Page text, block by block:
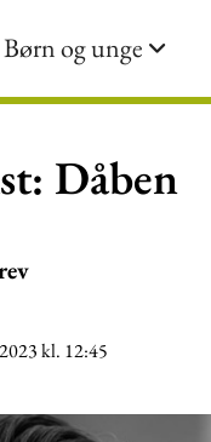
Børn og unge
Dåben
kl. 12:45